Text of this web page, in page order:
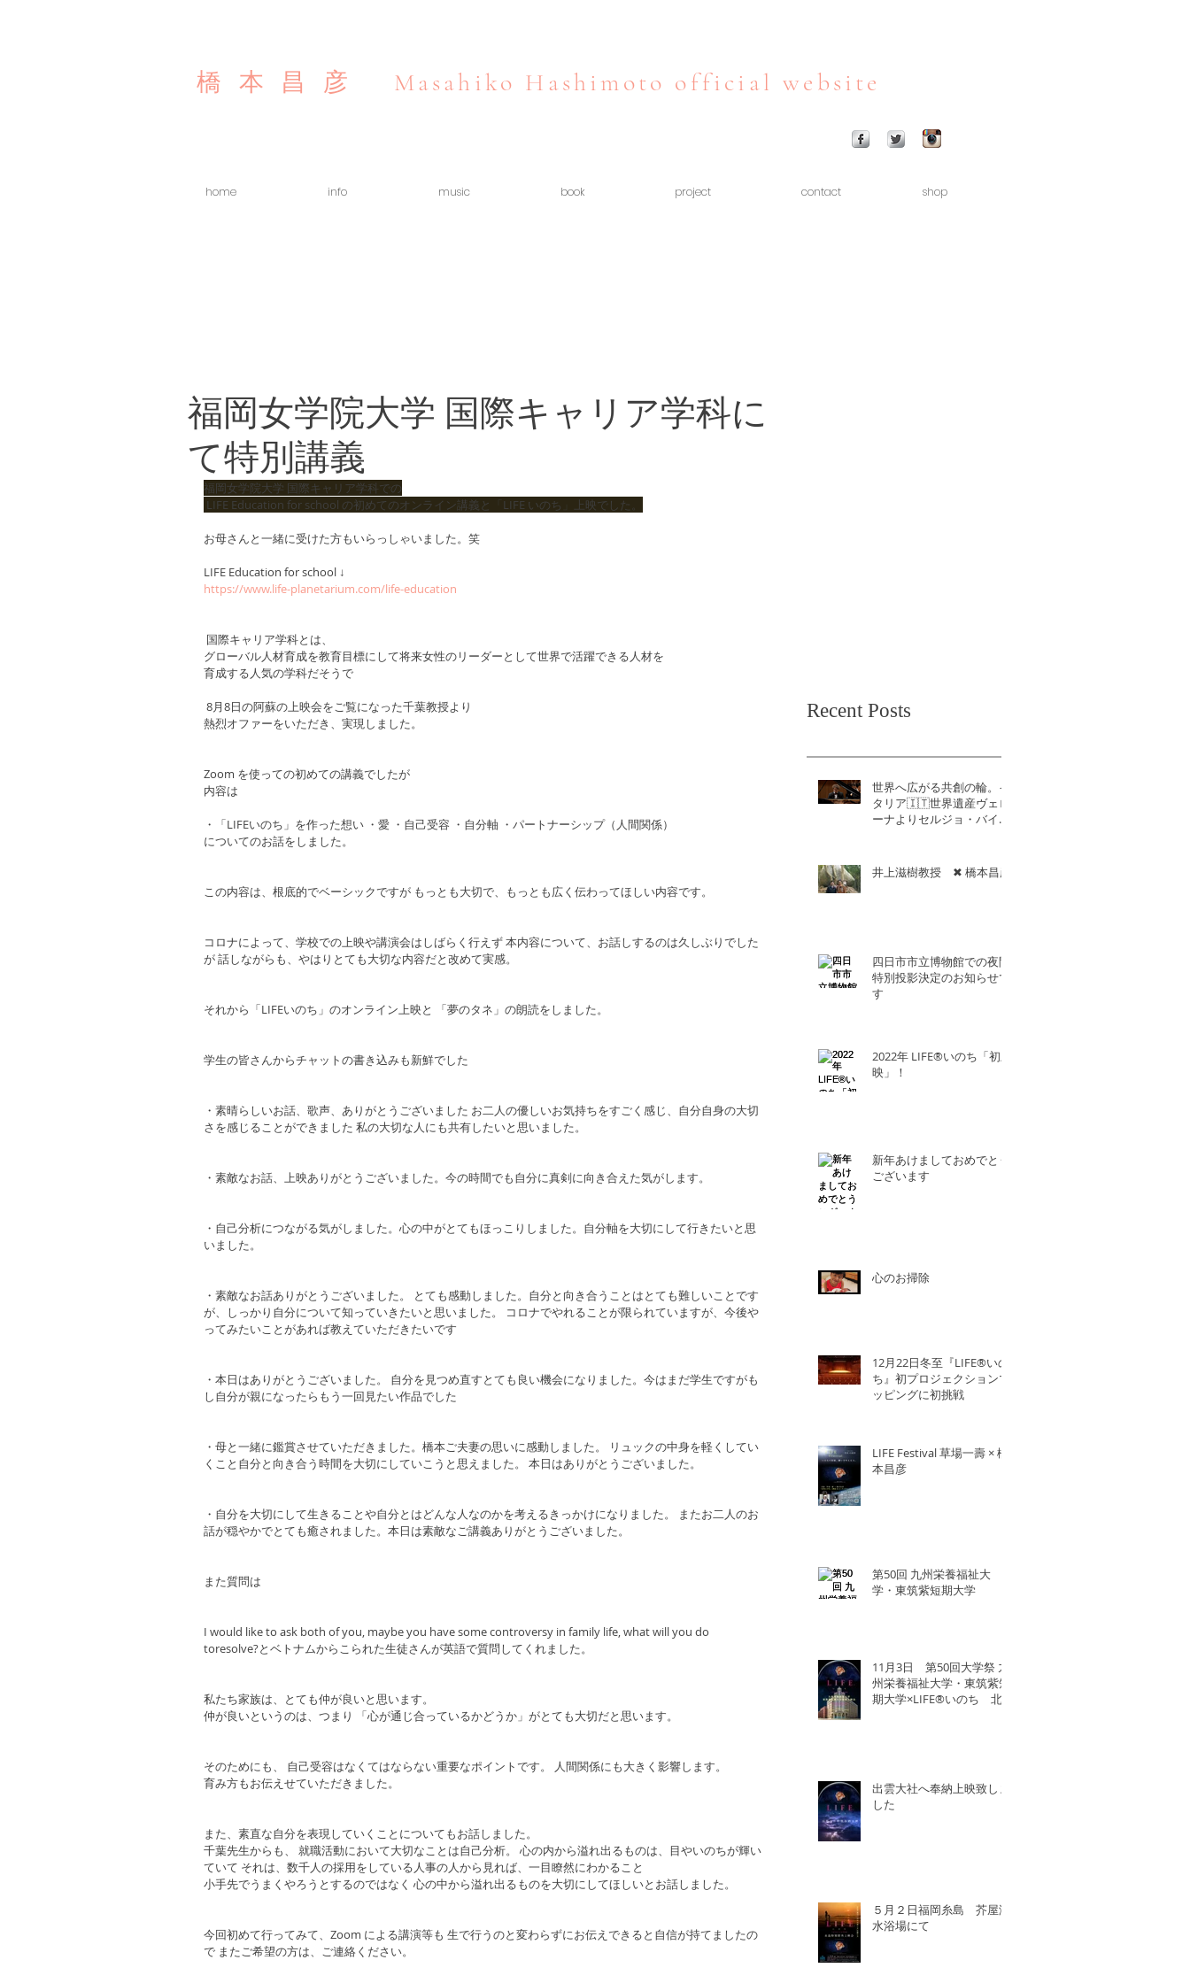
橋本昌彦 Masahiko Hashimoto official website
home info music book project contact shop
福岡女学院大学 国際キャリア学科に
て特別講義
福岡女学院大学 国際キャリア学科での
LIFE Education for school の初めてのオンライン講義と「LIFE いのち」上映でした。
お母さんと一緒に受けた方もいらっしゃいました。笑
LIFE Education for school ↓
https://www.life-planetarium.com/life-education
国際キャリア学科とは、
グローバル人材育成を教育目標にして将来女性のリーダーとして世界で活躍できる人材を
育成する人気の学科だそうで
8月8日の阿蘇の上映会をご覧になった千葉教授より
熱烈オファーをいただき、実現しました。
Zoom を使っての初めての講義でしたが
内容は
・「LIFEいのち」を作った想い ・愛 ・自己受容 ・自分軸 ・パートナーシップ（人間関係）
についてのお話をしました。
この内容は、根底的でベーシックですが もっとも大切で、もっとも広く伝わってほしい内容です。
コロナによって、学校での上映や講演会はしばらく行えず 本内容について、お話しするのは久しぶりでした
が 話しながらも、やはりとても大切な内容だと改めて実感。
それから「LIFEいのち」のオンライン上映と 「夢のタネ」の朗読をしました。
学生の皆さんからチャットの書き込みも新鮮でした
・素晴らしいお話、歌声、ありがとうございました お二人の優しいお気持ちをすごく感じ、自分自身の大切
さを感じることができました 私の大切な人にも共有したいと思いました。
・素敵なお話、上映ありがとうございました。今の時間でも自分に真剣に向き合えた気がします。
・自己分析につながる気がしました。心の中がとてもほっこりしました。自分軸を大切にして行きたいと思
いました。
・素敵なお話ありがとうございました。 とても感動しました。自分と向き合うことはとても難しいことです
が、しっかり自分について知っていきたいと思いました。 コロナでやれることが限られていますが、今後や
ってみたいことがあれば教えていただきたいです
・本日はありがとうございました。 自分を見つめ直すとても良い機会になりました。今はまだ学生ですがも
し自分が親になったらもう一回見たい作品でした
・母と一緒に鑑賞させていただきました。橋本ご夫妻の思いに感動しました。 リュックの中身を軽くしてい
くこと自分と向き合う時間を大切にしていこうと思えました。 本日はありがとうございました。
・自分を大切にして生きることや自分とはどんな人なのかを考えるきっかけになりました。 またお二人のお
話が穏やかでとても癒されました。本日は素敵なご講義ありがとうございました。
また質問は
I would like to ask both of you, maybe you have some controversy in family life, what will you do
toresolve?とベトナムからこられた生徒さんが英語で質問してくれました。
私たち家族は、とても仲が良いと思います。
仲が良いというのは、つまり 「心が通じ合っているかどうか」がとても大切だと思います。
そのためにも、 自己受容はなくてはならない重要なポイントです。 人間関係にも大きく影響します。
育み方もお伝えせていただきました。
また、素直な自分を表現していくことについてもお話しました。
千葉先生からも、 就職活動において大切なことは自己分析。 心の内から溢れ出るものは、目やいのちが輝い
ていて それは、数千人の採用をしている人事の人から見れば、一目瞭然にわかること
小手先でうまくやろうとするのではなく 心の中から溢れ出るものを大切にしてほしいとお話しました。
今回初めて行ってみて、Zoom による講演等も 生で行うのと変わらずにお伝えできると自信が持てましたの
で またご希望の方は、ご連絡ください。
Recent Posts
世界へ広がる共創の輪。イ
タリア🇮🇹世界遺産ヴェロ
ーナよりセルジョ・バイエ
井上滋樹教授 ✖︎ 橋本昌彦
四日市市立博物館での夜間
特別投影決定のお知らせで
す
2022年 LIFE®︎いのち「初上
映」！
新年あけましておめでとう
ございます
心のお掃除
12月22日冬至『LIFE®︎いの
ち』初プロジェクションマ
ッピングに初挑戦
LIFE Festival 草場一壽 × 橋
本昌彦
第50回 九州栄養福祉大
学・東筑紫短期大学
11月3日 第50回大学祭 九
州栄養福祉大学・東筑紫短
期大学×LIFE®︎いのち 北
出雲大社へ奉納上映致しま
した
５月２日福岡糸島 芥屋海
水浴場にて